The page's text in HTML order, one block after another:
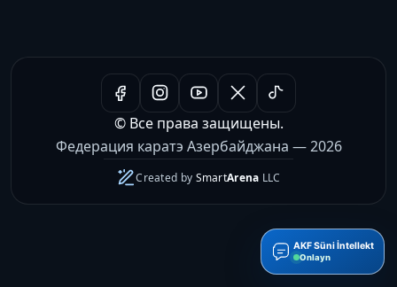
© Все права защищены.
Федерация каратэ Азербайджана — 2026
Created by SmartArena LLC
AKF Süni İntellekt
Onlayn